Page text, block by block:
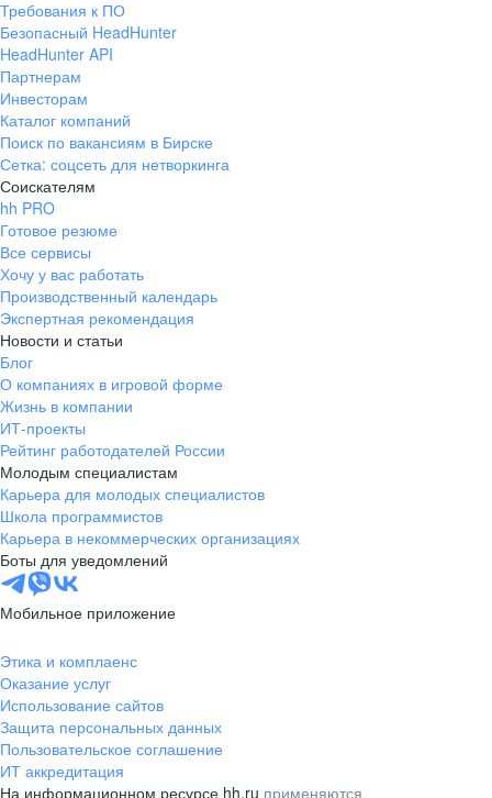
Требования к ПО
Безопасный HeadHunter
HeadHunter API
Партнерам
Инвесторам
Каталог компаний
Поиск по вакансиям в Бирске
Сетка: соцсеть для нетворкинга
Соискателям
hh PRO
Готовое резюме
Все сервисы
Хочу у вас работать
Производственный календарь
Экспертная рекомендация
Новости и статьи
Блог
О компаниях в игровой форме
Жизнь в компании
ИТ-проекты
Рейтинг работодателей России
Молодым специалистам
Карьера для молодых специалистов
Школа программистов
Карьера в некоммерческих организациях
Боты для уведомлений
Мобильное приложение
Этика и комплаенс
Оказание услуг
Использование сайтов
Защита персональных данных
Пользовательское соглашение
ИТ аккредитация
На информационном ресурсе hh.ru применяются